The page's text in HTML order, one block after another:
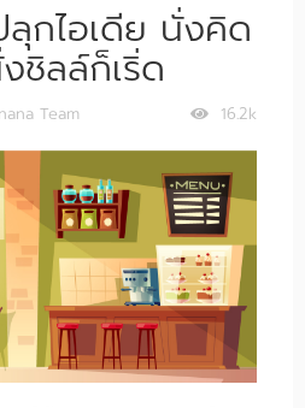
กไอเดีย นั่งคิด
ชิลล์ก็เริ่ด
16.2k
Team